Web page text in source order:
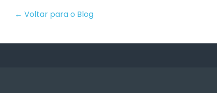
← Voltar para o Blog